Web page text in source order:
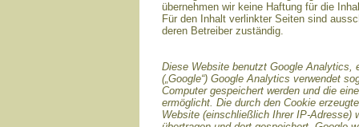
übernehmen wir keine Haftung für die
Für den Inhalt verlinkter Seiten sind
deren Betreiber zuständig.
Diese Website benutzt Google Analytics,
(„Google“) Google Analytics verwendet
Computer gespeichert werden und die
ermöglicht. Die durch den Cookie
Website (einschließlich Ihrer IP-Adresse)